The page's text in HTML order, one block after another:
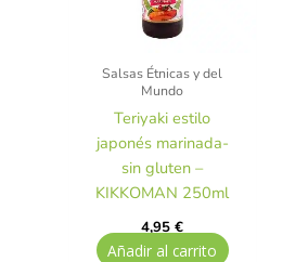
Salsas Étnicas y del
Mundo
Teriyaki estilo
japonés marinada-
sin gluten –
KIKKOMAN 250ml
4,95€
Añadir al carrito